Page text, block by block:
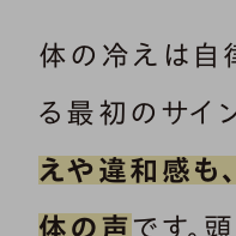
体の冷えは自
る最初のサイン
えや違和感も
体の声 です。